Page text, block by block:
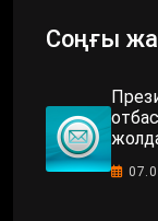
Соңғы